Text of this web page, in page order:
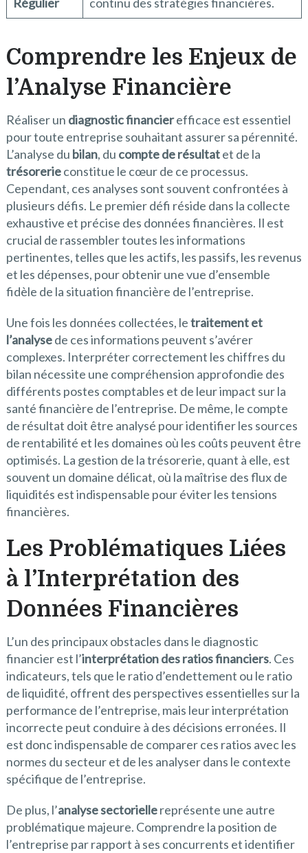
Comprendre les Enjeux de
l’Analyse Financière
Réaliser un diagnostic financierefficace est essentiel
pour toute entreprise souhaitant assurer sa pérennité.
L’analyse du bilan, du compte de résultatet de la
trésorerieconstitue le cœur de ce processus.
Cependant, ces analyses sont souvent confrontées à
plusieurs défis. Le premier défi réside dans la collecte
exhaustive et précise des données financières. Il est
crucial de rassembler toutes les informations
pertinentes, telles que les actifs, les passifs, les revenus
et les dépenses, pour obtenir une vue d’ensemble
fidèle de la situation financière de l’entreprise.
Une fois les données collectées, letraitement et
l’analysede ces informations peuvent s’avérer
complexes. Interpréter correctement les chiffres du
bilan nécessite une compréhension approfondie des
différents postes comptables et de leur impact sur la
santé financière de l’entreprise. De même, le compte
de résultat doit être analysé pour identifier les sources
de rentabilité et les domaines où les coûts peuvent être
optimisés. La gestion de la trésorerie, quant à elle, est
souvent un domaine délicat, où la maîtrise des flux de
liquidités est indispensable pour éviter les tensions
financières.
Les Problématiques Liées
à l’Interprétation des
Données Financières
L’un des principaux obstacles dans le diagnostic
financier est l’interprétation des ratios financiers. Ces
indicateurs, tels que le ratio d’endettement ou le ratio
de liquidité, offrent des perspectives essentielles sur la
performance de l’entreprise, mais leur interprétation
incorrecte peut conduire à des décisions erronées. Il
est donc indispensable de comparer ces ratios avec les
normes du secteur et de les analyser dans le contexte
spécifique de l’entreprise.
De plus, l’analyse sectoriellereprésente une autre
problématique majeure. Comprendre la position de
l’entreprise par rapport à ses concurrents et identifier